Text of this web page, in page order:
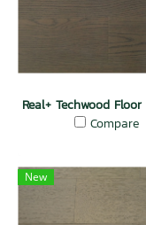
Real+ Techwood
Compare
New